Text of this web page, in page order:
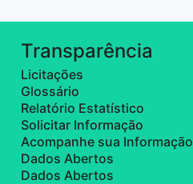
Transparência
Licitações
Glossário
Relatório Estatístico
Solicitar Informação
Acompanhe sua Informação
Dados Abertos
Dados Abertos